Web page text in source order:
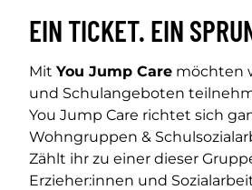
EIN TICKET. EIN
Mit You Jump Care möchten
und Schulangeboten
You Jump Care richtet sich
Wohngruppen &
Zählt ihr zu einer dieser
Erzieher:innen und